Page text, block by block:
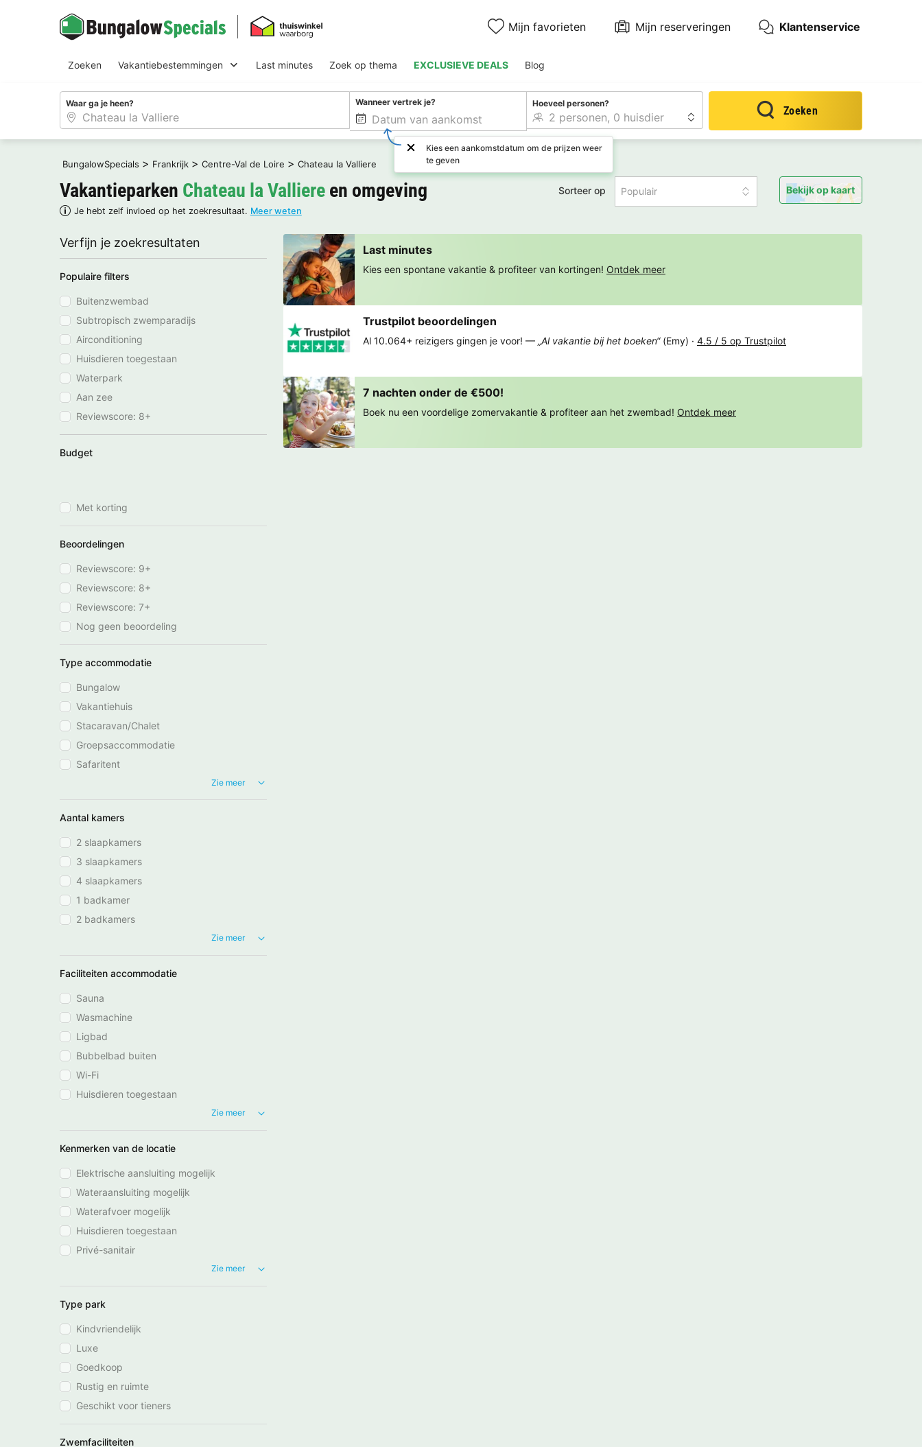
Mijn favorieten Mijn reserveringen Klantenservice
Zoeken Vakantiebestemmingen Last minutes Zoek op thema EXCLUSIEVE DEALS Blog
Waar ga je heen? Wanneer vertrek je?
Kies een aankomstdatum om de prijzen weer
te geven
Hoeveel personen?
Zoeken
BungalowSpecials > Frankrijk > Centre-Val de Loire > Chateau la Valliere
Vakantieparken Chateau la Valliere en omgeving
Je hebt zelf invloed op het zoekresultaat. Meer weten
Sorteer op Populair Bekijk op kaart
Verfijn je zoekresultaten
Populaire filters
Buitenzwembad
Subtropisch zwemparadijs
Airconditioning
Huisdieren toegestaan
Waterpark
Aan zee
Reviewscore: 8+
Budget
Met korting
Beoordelingen
Reviewscore: 9+
Reviewscore: 8+
Reviewscore: 7+
Nog geen beoordeling
Type accommodatie
Bungalow
Vakantiehuis
Stacaravan/Chalet
Groepsaccommodatie
Safaritent
Zie meer
Aantal kamers
2 slaapkamers
3 slaapkamers
4 slaapkamers
1 badkamer
2 badkamers
Zie meer
Faciliteiten accommodatie
Sauna
Wasmachine
Ligbad
Bubbelbad buiten
Wi-Fi
Huisdieren toegestaan
Zie meer
Kenmerken van de locatie
Elektrische aansluiting mogelijk
Wateraansluiting mogelijk
Waterafvoer mogelijk
Huisdieren toegestaan
Privé-sanitair
Zie meer
Type park
Kindvriendelijk
Luxe
Goedkoop
Rustig en ruimte
Geschikt voor tieners
Zwemfaciliteiten
Last minutes
Kies een spontane vakantie & profiteer van kortingen! Ontdek meer
Trustpilot beoordelingen
Al 10.064+ reizigers gingen je voor! — „Al vakantie bij het boeken“(Emy) · 4.5 / 5 op Trustpilot
7 nachten onder de €500!
Boek nu een voordelige zomervakantie & profiteer aan het zwembad! Ontdek meer